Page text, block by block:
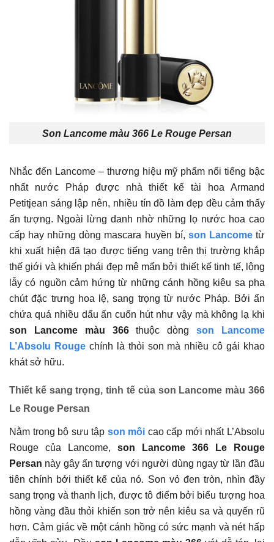
Son Lancome màu 366 Le Rouge Persan
Nhắc đến Lancome – thương hiệu mỹ phẩm nổi tiếng bậc
nhất nước Pháp được nhà thiết kế tài hoa Armand
Petitjean sáng lập nên, nhiều tín đồ làm đẹp đều cảm thấy
ấn tượng. Ngoài lừng danh nhờ những lọ nước hoa cao
cấp hay những dòng mascara huyền bí, son Lancometừ
khi xuất hiện đã tạo được tiếng vang trên thị trường khắp
thế giới và khiến phái đẹp mê mẩn bởi thiết kế tinh tế, lộng
lẫy có nguồn cảm hứng từ những cánh hồng kiêu sa pha
chút đặc trưng hoa lệ, sang trọng từ nước Pháp. Bởi ẩn
chứa quá nhiều dấu ấn cuốn hút như vậy mà không lạ khi
son Lancome màu 366thuộc dòngson Lancome
L’Absolu Rouge chính là thỏi son mà nhiều cô gái khao
khát sở hữu.
Thiết kế sang trọng, tinh tế của son Lancome màu 366
Le Rouge Persan
Nằm trong bộ sưu tập son môi cao cấp mới nhất L’Absolu
Rouge của Lancome, son Lancome 366 Le Rouge
Persan này gây ấn tượng với người dùng ngay từ lần đầu
tiên chính bởi thiết kế của nó. Son vỏ đen tròn, nhìn đầy
sang trọng và thanh lịch, được tô điểm bởi biểu tượng hoa
hồng vàng đầu thỏi khiến son trở nên kiêu sa và quyến rũ
hơn. Cảm giác về một cánh hồng có sức mạnh và nét hấp